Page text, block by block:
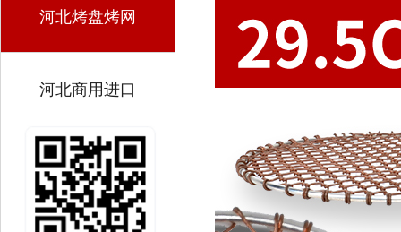
河北烤盘烤网
河北商用进口